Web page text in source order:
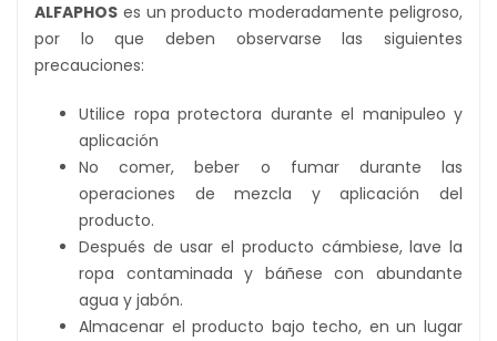
ALFAPHOS es un producto moderadamente peligroso,
por lo que deben observarse las siguientes
precauciones:
Utilice ropa protectora durante el manipuleo y
aplicación
No comer, beber o fumar durante las
operaciones de mezcla y aplicación del
producto.
Después de usar el producto cámbiese, lave la
ropa contaminada y báñese con abundante
agua y jabón.
Almacenar el producto bajo techo, en un lugar